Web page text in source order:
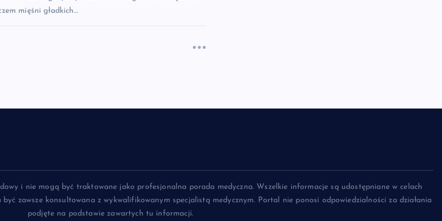
mięśni gładkich…
i nie mogą być traktowane jako profesjonalna porada medyczna. Wszelkie informacje są udostępniane w celach
zawsze konsultowana z wykwalifikowanym specjalistą medycznym. Portal nie ponosi odpowiedzialności za działania
podjęte na podstawie zawartych tu informacji.